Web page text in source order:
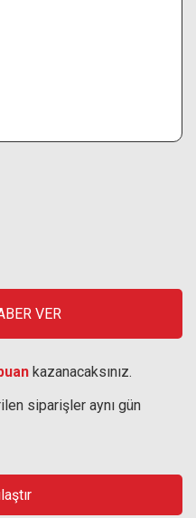
VER
kazanacaksınız.
siparişler aynı gün